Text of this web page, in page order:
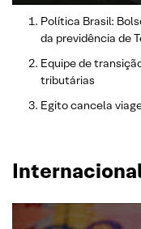
Política Brasil:
da previdência de
Equipe de
tributárias
Egito cancela